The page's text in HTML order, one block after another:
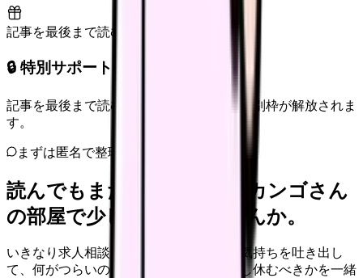
記事を最後まで読むと解放
🔒 特別サポート枠（未開放）
記事を最後まで読むと、転職サポートの特別枠が解放されま
す。
まずは匿名で整理
読んでもまだ苦しいなら、カンゴさん
の部屋で少し話してみませんか。
いきなり求人相談には進みません。今の気持ちを吐き出し
て、何がつらいのか、辞めるべきか、少し休むべきかを一緒